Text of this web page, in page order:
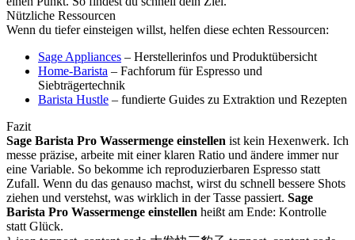
Nützliche Ressourcen
Wenn du tiefer einsteigen willst, helfen diese echten Ressourcen:
Sage Appliances – Herstellerinfos und Produktübersicht
Home-Barista – Fachforum für Espresso und
Siebträgertechnik
Barista Hustle – fundierte Guides zu Extraktion und Rezepten
Fazit
Sage Barista Pro Wassermenge einstellen ist kein Hexenwerk. Ich
messe präzise, arbeite mit einer klaren Ratio und ändere immer nur
eine Variable. So bekomme ich reproduzierbaren Espresso statt
Zufall. Wenn du das genauso machst, wirst du schnell bessere Shots
ziehen und verstehst, was wirklich in der Tasse passiert. Sage
Barista Pro Wassermenge einstellen heißt am Ende: Kontrolle
statt Glück.